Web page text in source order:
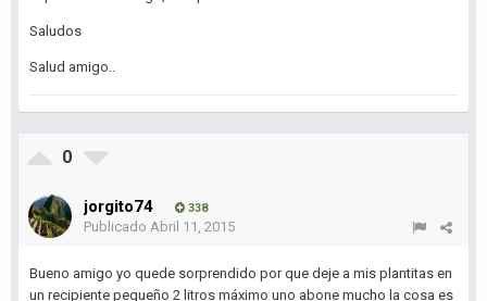
Saludos
Salud amigo..
0
jorgito74 338
Publicado Abril 11, 2015
Bueno amigo yo quede sorprendido por que deje a mis plantitas en
un recipiente pequeño 2 litros máximo uno abone mucho la cosa es